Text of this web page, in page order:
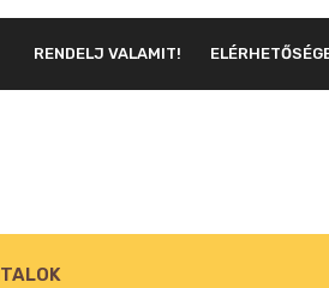
RENDELJ VALAMIT!
ITALOK